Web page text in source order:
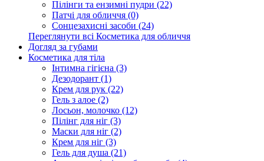
Пілінги та ензимні пудри (22)
Патчі для обличчя (0)
Сонцезахисні засоби (24)
Переглянути всі Косметика для обличчя
Догляд за губами
Косметика для тіла
Інтимна гігієна (3)
Дезодорант (1)
Крем для рук (22)
Гель з алое (2)
Лосьон, молочко (12)
Пілінг для ніг (3)
Маски для ніг (2)
Крем для ніг (3)
Гель для душа (21)